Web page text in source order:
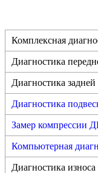
Комплексная
Диагностика
Диагностика
Диагностика
Замер компрессии
Компьютерная
Диагностика